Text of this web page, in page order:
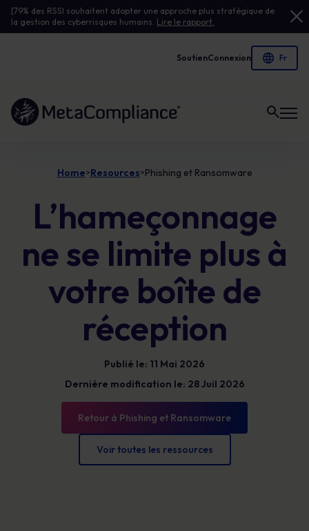
[79% des RSSI souhaitent adopter une approche plus stratégique de
la gestion des cyberrisques humains. Lire le rapport.
SoutienConnexion
Lien vers la page d'accueil
Home>Resources>Phishing et Ransomware
L’hameçonnage
ne se limite plus à
votre boîte de
réception
Publié le: 11 Mai 2026
Dernière modification le: 28 Juil 2026
Retour à Phishing et Ransomware
Voir toutes les ressources